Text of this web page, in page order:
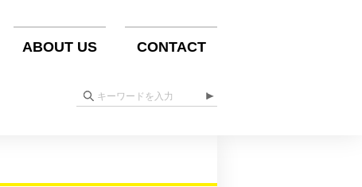
ABOUT US CONTACT